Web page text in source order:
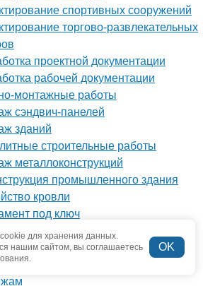
для хранения данных.
нашим сайтом, вы соглашаетесь
OK
спортивных сооружений
торгово-развлекательных
проектной документации
рабочей документации
монтажные работы
сэндвич-панелей
зданий
строительные работы
металлоконструкций
промышленного здания
кровли
под ключ
металлоконструкций
и мезонины
металлоконструкций по